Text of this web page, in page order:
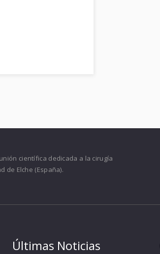
científica dedicada a la cirugía
de Elche (España).
Últimas Noticias